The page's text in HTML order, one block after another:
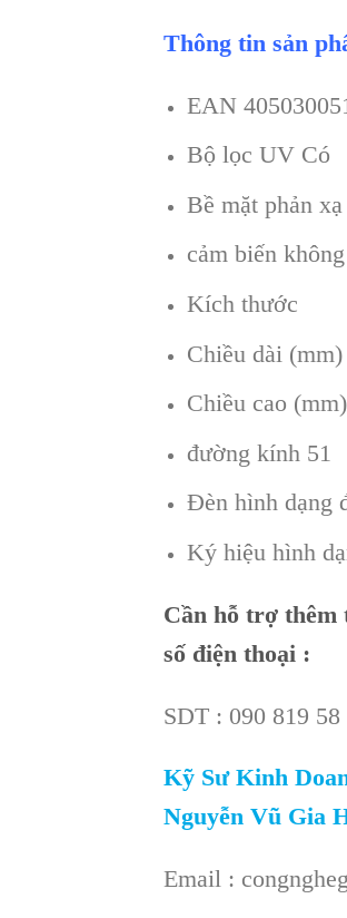
Thông tin sản
EAN
Bộ lọc UV Có
Bề mặt phản
cảm biến không
Kích thước
Chiều dài
Chiều cao
đường kính 51
Đèn hình dạng
Ký hiệu hình
Cần hỗ trợ thêm
số điện thoại :
SDT : 090 819
Kỹ Sư Kinh
Nguyễn Vũ Gia
Email :